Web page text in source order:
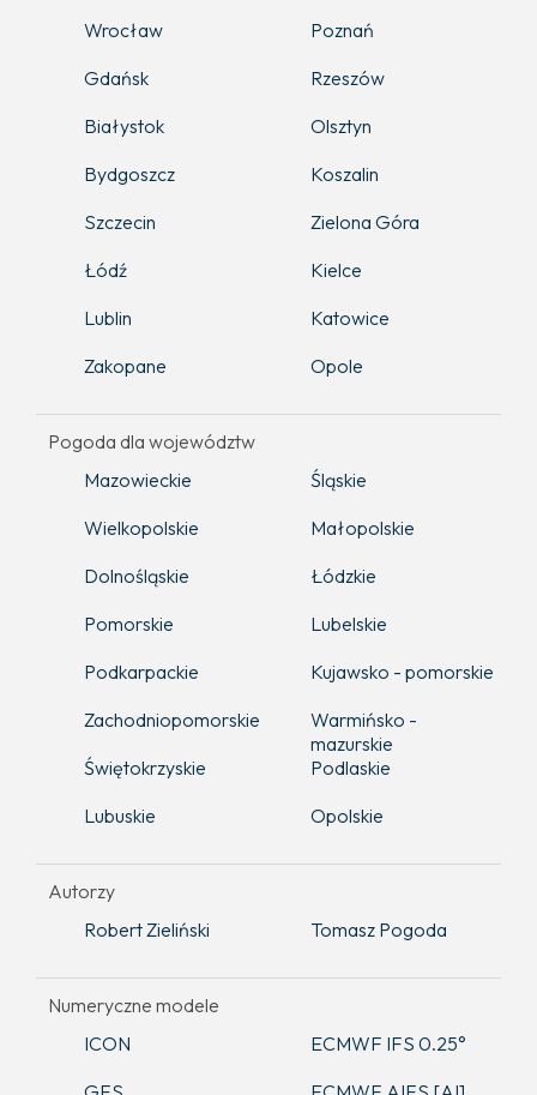
Wrocław
Poznań
Gdańsk
Rzeszów
Białystok
Olsztyn
Bydgoszcz
Koszalin
Szczecin
Zielona Góra
Łódź
Kielce
Lublin
Katowice
Zakopane
Opole
Pogoda dla województw
Mazowieckie
Śląskie
Wielkopolskie
Małopolskie
Dolnośląskie
Łódzkie
Pomorskie
Lubelskie
Podkarpackie
Kujawsko - pomorskie
Zachodniopomorskie
Warmińsko -
mazurskie
Świętokrzyskie
Podlaskie
Lubuskie
Opolskie
Autorzy
Robert Zieliński
Tomasz Pogoda
Numeryczne modele
ICON
ECMWF IFS 0.25°